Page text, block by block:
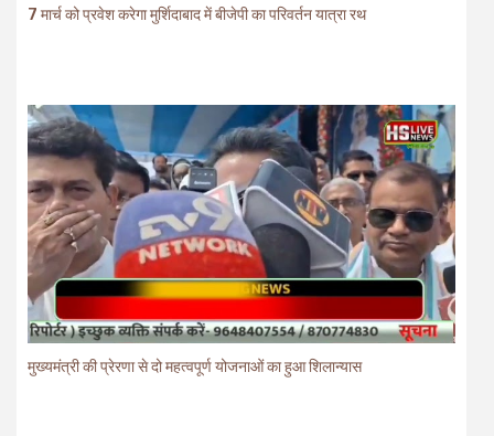
7 मार्च को प्रवेश करेगा मुर्शिदाबाद में बीजेपी का परिवर्तन यात्रा रथ
मुख्यमंत्री की प्रेरणा से दो महत्वपूर्ण योजनाओं का हुआ शिलान्यास